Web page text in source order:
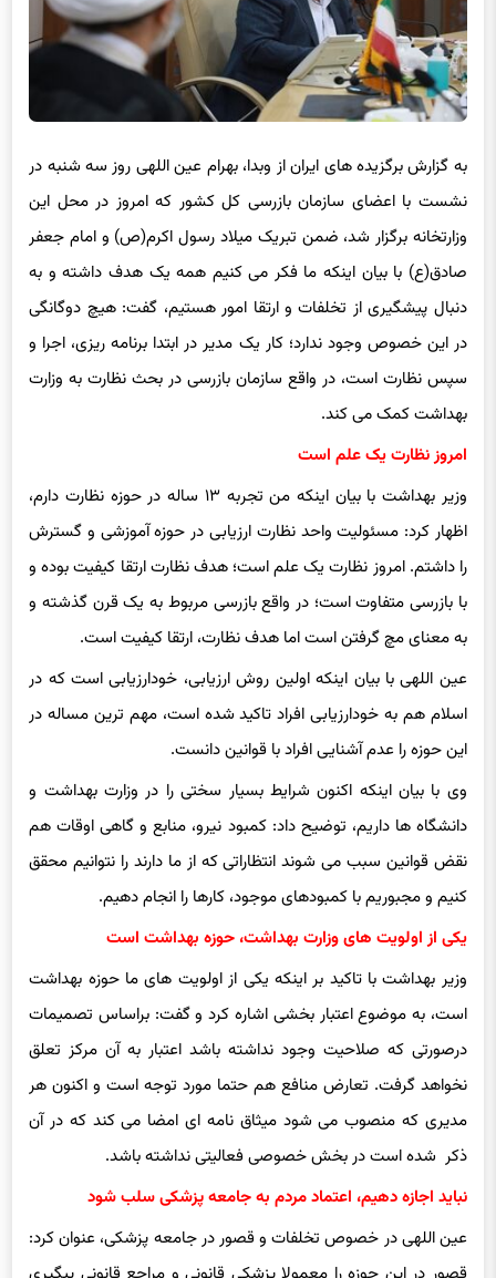
به گزارش برگزیده های ایران از وبدا، بهرام عین اللهی روز سه شنبه در
نشست با اعضای سازمان بازرسی کل کشور که امروز در محل این
وزارتخانه برگزار شد، ضمن تبریک میلاد رسول اکرم(ص) و امام جعفر
صادق(ع) با بیان اینکه ما فکر می کنیم همه یک هدف داشته و به
دنبال پیشگیری از تخلفات و ارتقا امور هستیم، گفت: هیچ دوگانگی
در این خصوص وجود ندارد؛ کار یک مدیر در ابتدا برنامه ریزی، اجرا و
سپس نظارت است، در واقع سازمان بازرسی در بحث نظارت به وزارت
بهداشت کمک می کند.
امروز نظارت یک علم است
وزیر بهداشت با بیان اینکه من تجربه ۱۳ ساله در حوزه نظارت دارم،
اظهار کرد: مسئولیت واحد نظارت ارزیابی در حوزه آموزشی و گسترش
را داشتم. امروز نظارت یک علم است؛ هدف نظارت ارتقا کیفیت بوده و
با بازرسی متفاوت است؛ در واقع بازرسی مربوط به یک قرن گذشته و
به معنای مچ گرفتن است اما هدف نظارت، ارتقا کیفیت است.
عین اللهی با بیان اینکه اولین روش ارزیابی، خودارزیابی است که در
اسلام هم به خودارزیابی افراد تاکید شده است، مهم ترین مساله در
این حوزه را عدم آشنایی افراد با قوانین دانست.
وی با بیان اینکه اکنون شرایط بسیار سختی را در وزارت بهداشت و
دانشگاه ها داریم، توضیح داد: کمبود نیرو، منابع و گاهی اوقات هم
نقض قوانین سبب می شوند انتظاراتی که از ما دارند را نتوانیم محقق
کنیم و مجبوریم با کمبودهای موجود، کارها را انجام دهیم.
یکی از اولویت های وزارت بهداشت، حوزه بهداشت است
وزیر بهداشت با تاکید بر اینکه یکی از اولویت های ما حوزه بهداشت
است، به موضوع اعتبار بخشی اشاره کرد و گفت: براساس تصمیمات
درصورتی که صلاحیت وجود نداشته باشد اعتبار به آن مرکز تعلق
نخواهد گرفت. تعارض منافع هم حتما مورد توجه است و اکنون هر
مدیری که‌ منصوب می شود میثاق نامه ای امضا می کند که در آن
ذکر شده است در بخش خصوصی فعالیتی نداشته باشد.
نباید اجازه دهیم، اعتماد مردم به جامعه پزشکی سلب شود
عین اللهی در خصوص تخلفات و قصور در جامعه پزشکی، عنوان کرد: